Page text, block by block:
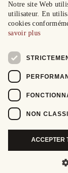
Notre site Web
utilisateur. En
cookies
savoir plus
NON
ACCEPTER